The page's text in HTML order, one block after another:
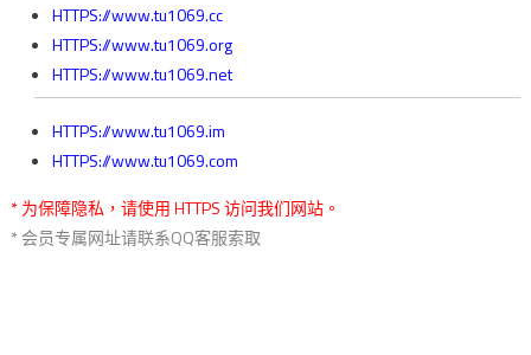
HTTPS://www.tu1069.cc
HTTPS://www.tu1069.org
HTTPS://www.tu1069.net
HTTPS://www.tu1069.im
HTTPS://www.tu1069.com
* 为保障隐私，请使用 HTTPS 访问我们网站。
* 会员专属网址请联系QQ客服索取